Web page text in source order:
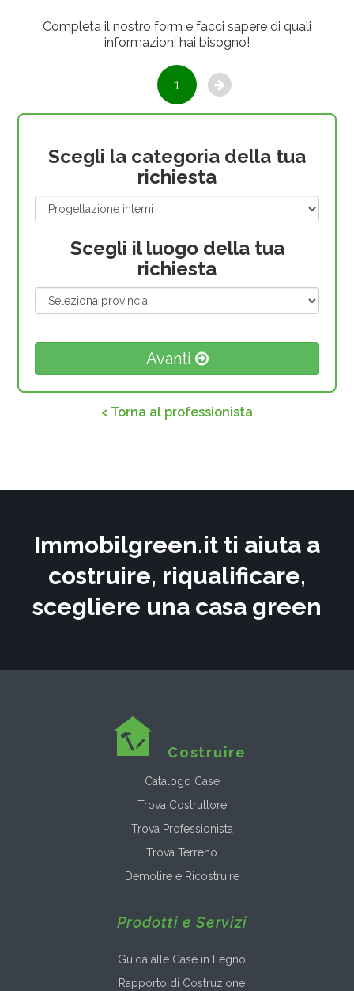
Completa il nostro form e facci sapere di quali
informazioni hai bisogno!
1
Scegli la categoria della tua
richiesta
Scegli il luogo della tua
richiesta
Avanti
< Torna al professionista
Immobilgreen.it ti aiuta a
costruire, riqualificare,
scegliere una casa green
Costruire
Catalogo Case
Trova Costruttore
Trova Professionista
Trova Terreno
Demolire e Ricostruire
Prodotti e Servizi
Guida alle Case in Legno
Rapporto di Costruzione